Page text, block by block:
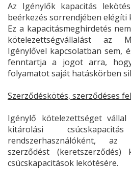
Az Igénylők kapacitás
beérkezés sorrendjében elégíti
Ez a kapacitásmeghirdetés
kötelezettségvállalást az
Igénylővel kapcsolatban sem,
fenntartja a jogot arra,
folyamatot saját hatáskörben
Szerződéskötés, szerződéses
Igénylő kötelezettséget
kitárolási
rendszerhasználóként, az
szerződést
csúcskapacitások lekötésére.